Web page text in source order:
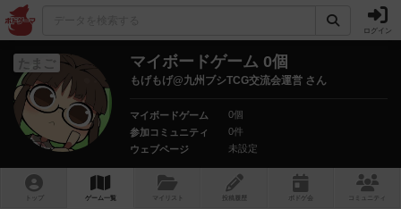
ログイン
たまご マイボードゲーム 0個
もげもげ@九州ブシTCG交流会運営 さん
マイボードゲーム
0個
参加コミュニティ
0件
ウェブページ
未設定
トップ ゲーム一覧 マイリスト 投稿履歴 ボ ドゲ コミュニティ